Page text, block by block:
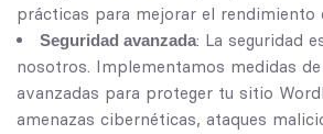
prácticas para mejorar el rendimiento
Seguridad avanzada: La seguridad
nosotros. Implementamos medidas de
avanzadas para proteger tu sitio
amenazas cibernéticas, ataques